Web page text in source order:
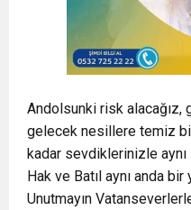
Andolsunki risk
gelecek nesillere temiz
kadar sevdiklerinizle
Hak ve Batıl aynı anda
Unutmayın